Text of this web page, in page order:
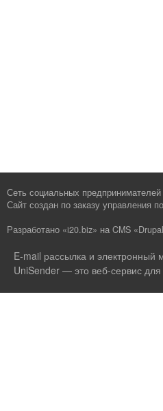
Сеть социальных
Сайт создан по заказу управления
Разработано «i20.biz» на CMS
E-mail рассылка и электронный
UniSender — это веб-сервис